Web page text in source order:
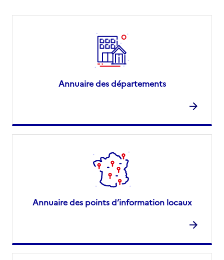
Annuaire des départements
Annuaire des points d’information locaux